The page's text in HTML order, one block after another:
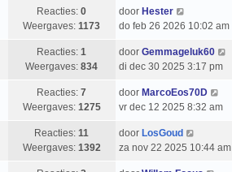
Reacties:0
Weergaves:1173
door Hester
do feb 26 2026 10:02 am
Reacties:1
Weergaves:834
door Gemmageluk60
di dec 30 2025 3:17 pm
Reacties:7
Weergaves: 1275
door MarcoEos70D
vr dec 12 2025 8:32 am
Reacties:11
Weergaves: 1392
door LosGoud
za nov 22 2025 10:44 am